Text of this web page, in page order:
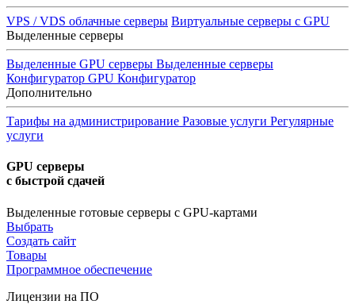
VPS / VDS облачные серверы Виртуальные серверы с GPU
Выделенные серверы
Выделенные GPU серверы Выделенные серверы
Конфигуратор GPU Конфигуратор
Дополнительно
Тарифы на администрирование Разовые услуги Регулярные
услуги
GPU серверы
с быстрой сдачей
Выделенные готовые серверы с GPU-картами
Выбрать
Создать сайт
Товары
Программное обеспечение
Лицензии на ПО